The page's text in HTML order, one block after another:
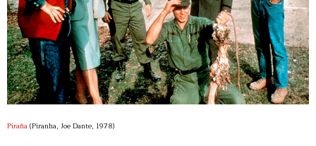
Piraña(Piranha, Joe Dante, 1978)